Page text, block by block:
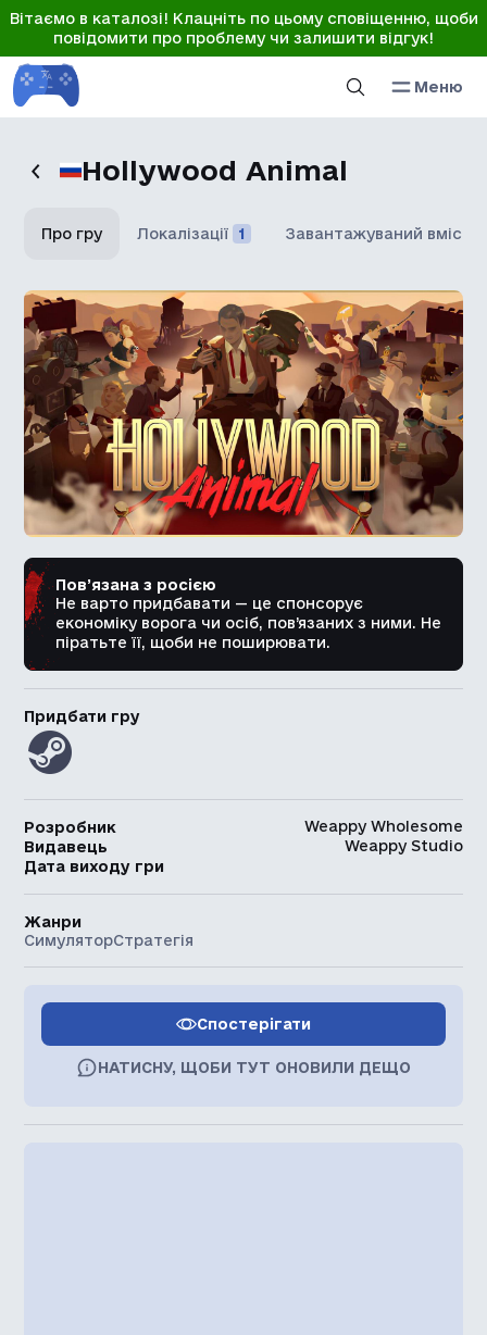
Вітаємо в каталозі! Клацніть по цьому сповіщенню, щоби
повідомити про проблему чи залишити відгук!
Меню
Hollywood Animal
Про гру Локалізації 1 Завантажуваний вміст
Пов’язана з росією
Не варто придбавати — це спонсорує
економіку ворога чи осіб, пов’язаних з ними. Не
піратьте її, щоби не поширювати.
Придбати гру
Розробник
Weappy Wholesome
Видавець
Weappy Studio
Дата виходу гри
Жанри
СимуляторСтратегія
Спостерігати
НАТИСНУ, ЩОБИ ТУТ ОНОВИЛИ ДЕЩО